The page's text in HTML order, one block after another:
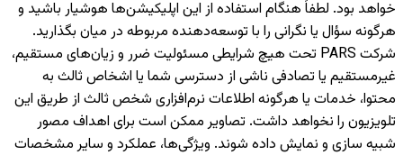
خواهد بود. لطفاً هنگام استفاده از این اپلیکیشن‌ها هوشیار باشید و
هرگونه سؤال یا نگرانی را با توسعه‌دهنده مربوطه در میان بگذارید.
شرکت PARS تحت هیچ شرایطی مسئولیت ضرر و زیان‌های مستقیم،
غیرمستقیم یا تصادفی ناشی از دسترسی شما یا اشخاص ثالث به
محتوا، خدمات یا هرگونه اطلاعات نرم‌افزاری شخص ثالث از طریق این
تلویزیون را نخواهد داشت. تصاویر ممکن است برای اهداف مصور
شبیه سازی و نمایش داده شوند. ویژگی‌ها، عملکرد و سایر مشخصات